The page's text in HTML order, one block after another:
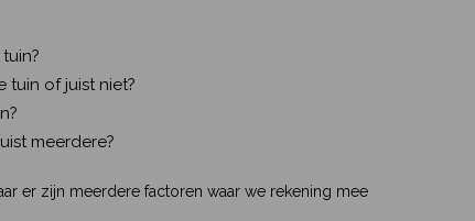
tuin of juist niet?
meerdere?
er zijn meerdere factoren waar we rekening mee